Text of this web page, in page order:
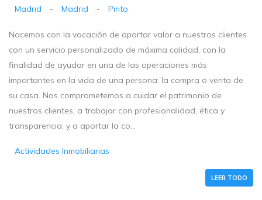
Madrid - Madrid - Pinto
Nacemos con la vocación de aportar valor a nuestros clientes
con un servicio personalizado de máxima calidad, con la
finalidad de ayudar en una de las operaciones más
importantes en la vida de una persona: la compra o venta de
su casa. Nos comprometemos a cuidar el patrimonio de
nuestros clientes, a trabajar con profesionalidad, ética y
transparencia, y a aportar la co...
Actividades Inmobiliarias
LEER TODO